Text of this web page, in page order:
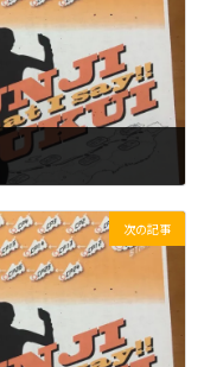
次の記事